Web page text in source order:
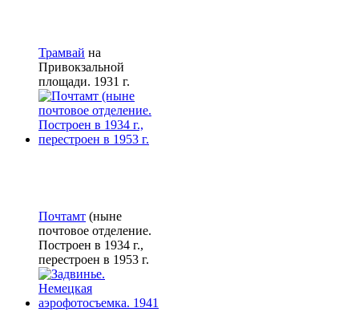
Трамвай на
Привокзальной
площади. 1931 г.
Почтамт (ныне
почтовое отделение.
Построен в 1934 г.,
перестроен в 1953 г.